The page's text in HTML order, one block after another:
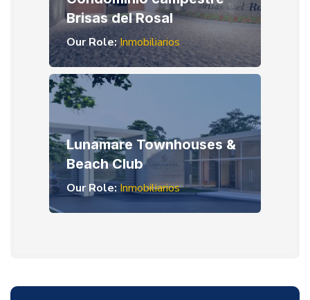
Brisas del Rosal
Our Role:Inmobiliarios
Lunamare Townhouses &
Beach Club
Our Role:Inmobiliarios